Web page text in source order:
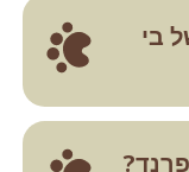
בי